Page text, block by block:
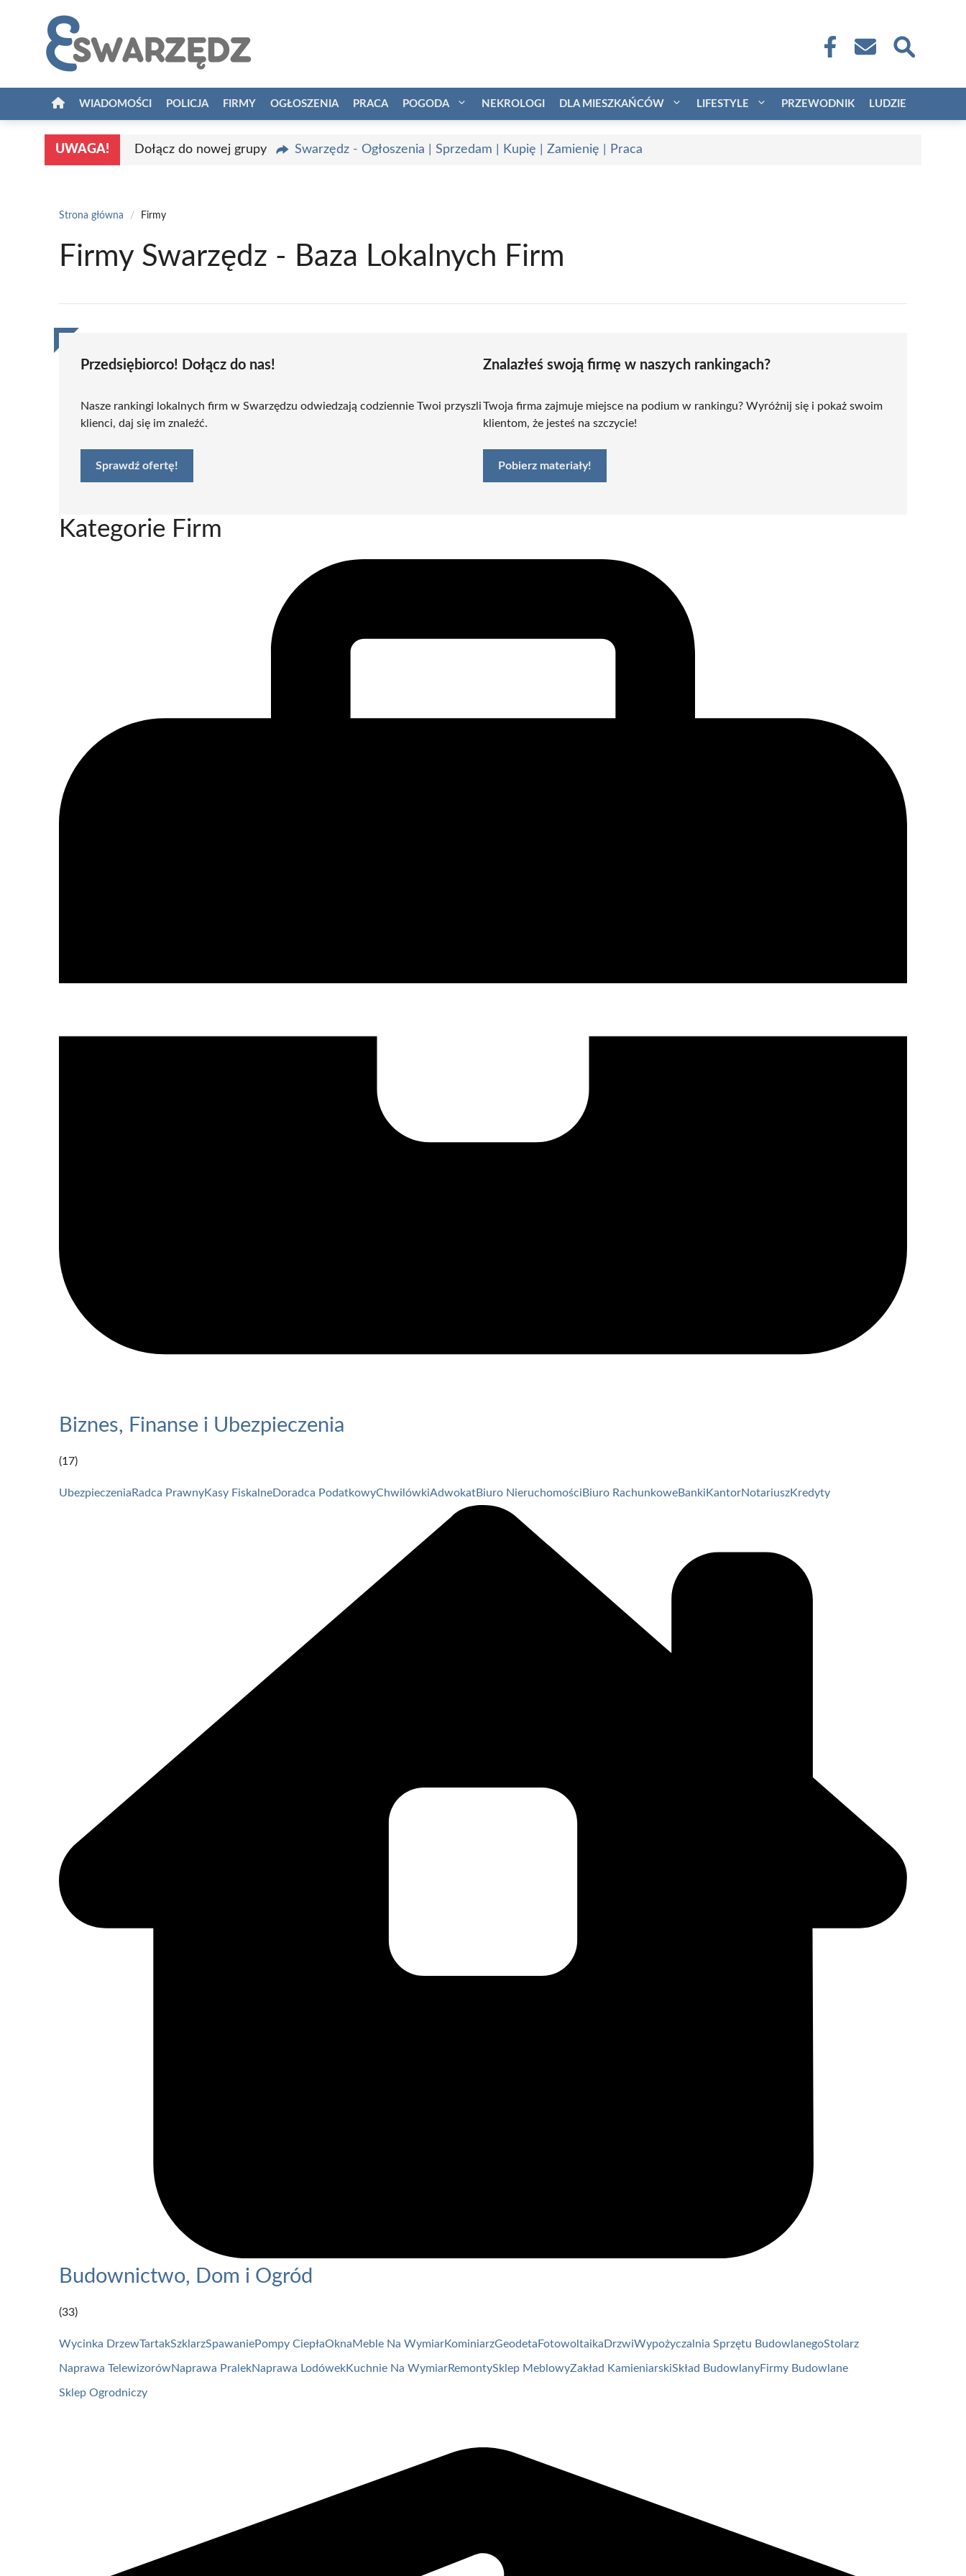
WIADOMOŚCI POLICJA FIRMY OGŁOSZENIA PRACA POGODA NEKROLOGI DLA MIESZKAŃCÓW LIFESTYLE PRZEWODNIK LUDZIE
UWAGA! Dołącz do nowej grupy Swarzędz - Ogłoszenia | Sprzedam | Kupię | Zamienię | Praca
Strona główna / Firmy
Firmy Swarzędz - Baza Lokalnych Firm
Przedsiębiorco! Dołącz do nas!
Nasze rankingi lokalnych firm w Swarzędzu odwiedzają codziennie Twoi przyszli
klienci, daj się im znaleźć.
Sprawdź ofertę!
Znalazłeś swoją firmę w naszych rankingach?
Twoja firma zajmuje miejsce na podium w rankingu? Wyróżnij się i pokaż swoim
klientom, że jesteś na szczycie!
Pobierz materiały!
Kategorie Firm
Biznes, Finanse i Ubezpieczenia
(17)
UbezpieczeniaRadca PrawnyKasy FiskalneDoradca PodatkowyChwilówkiAdwokatBiuro NieruchomościBiuro RachunkoweBankiKantorNotariuszKredyty
Budownictwo, Dom i Ogród
(33)
Wycinka DrzewTartakSzklarzSpawaniePompy CiepłaOknaMeble Na WymiarKominiarzGeodeta Fotowoltaika DrzwiWypożyczalnia Sprzętu BudowlanegoStolarz
Naprawa TelewizorówNaprawa PralekNaprawa LodówekKuchnie Na WymiarRemontySklep MeblowyZakład KamieniarskiSkład BudowlanyFirmy Budowlane
Sklep Ogrodniczy